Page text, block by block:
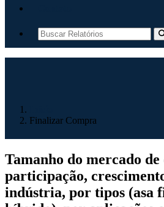
Finalizar Compra
Tamanho do mercado de
participação,
indústria, por tipos (asa